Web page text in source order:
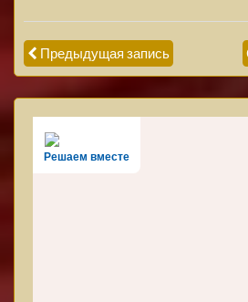
Предыдущая запись
Решаем вместе